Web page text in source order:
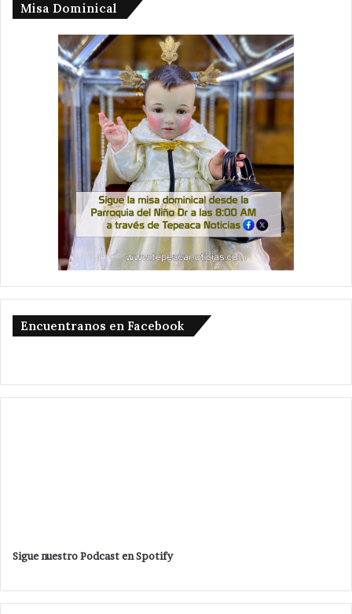
Misa Dominical
Encuentranos en Facebook
Sigue nuestro Podcast en Spotify